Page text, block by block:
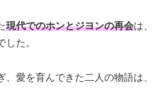
現代でのホンとジヨンの再会は、
た。
愛を育んできた二人の物語は、